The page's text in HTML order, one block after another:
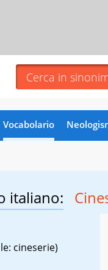
Vocabolario
italiano:
cineserie)